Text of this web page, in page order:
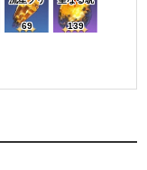
69 139